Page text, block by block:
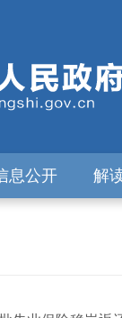
息公开 解